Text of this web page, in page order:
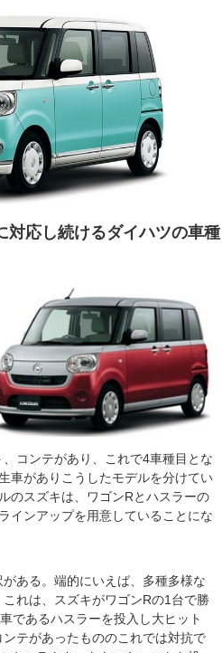
対応し続けるダイハツの車種
コンテがあり、これで4車種目とな
車がありこうしたモデルを分けてい
のスズキは、ワゴンRとハスラーの
インアップを用意していることにな
ある。端的にいえば、多種多様な
れは、スズキがワゴンRの1台で勝
であるハスラーを投入し大ヒット
テがあったもののこれでは対抗で